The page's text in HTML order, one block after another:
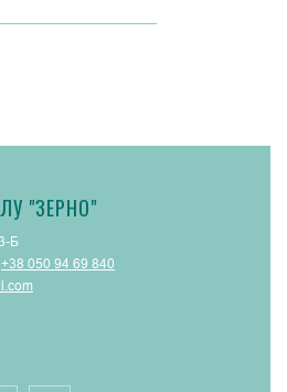
"ЗЕРНО"
Б
+38 050 94 69 840